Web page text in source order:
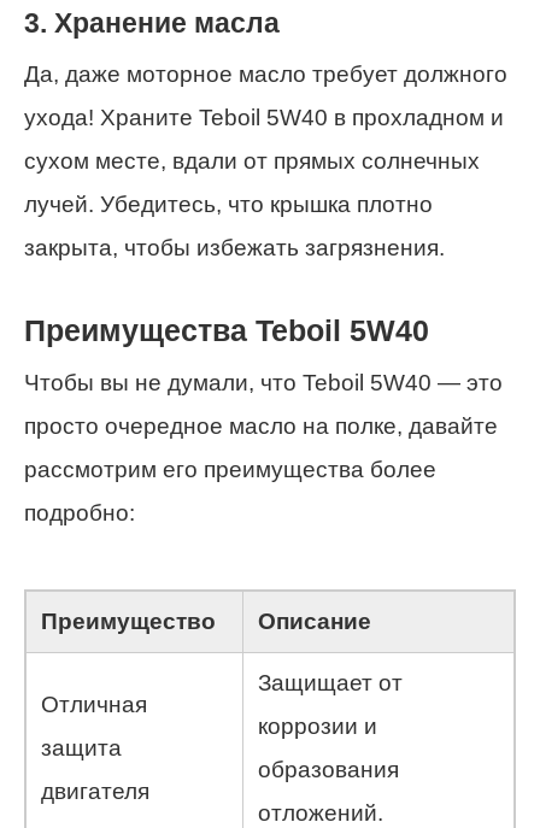
3. Хранение масла
Да, даже моторное масло требует должного
ухода! Храните Teboil 5W40 в прохладном и
сухом месте, вдали от прямых солнечных
лучей. Убедитесь, что крышка плотно
закрыта, чтобы избежать загрязнения.
Преимущества Teboil 5W40
Чтобы вы не думали, что Teboil 5W40 — это
просто очередное масло на полке, давайте
рассмотрим его преимущества более
подробно:
Преимущество Описание
Отличная
защита
двигателя
Защищает от
коррозии и
образования
отложений.